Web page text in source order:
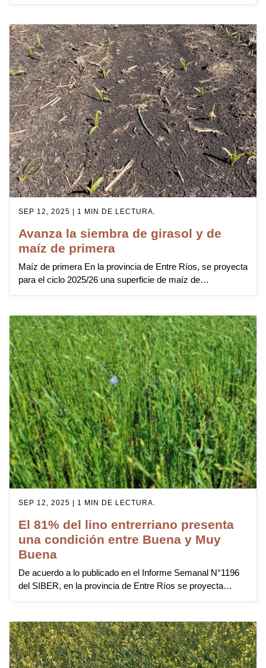
SEP 12, 2025 | 1 MIN DE LECTURA.
Avanza la siembra de girasol y de
maíz de primera
Maíz de primera En la provincia de Entre Ríos, se proyecta
para el ciclo 2025/26 una superficie de maíz de…
SEP 12, 2025 | 1 MIN DE LECTURA.
El 81% del lino entrerriano presenta
una condición entre Buena y Muy
Buena
De acuerdo a lo publicado en el Informe Semanal N°1196
del SIBER, en la provincia de Entre Ríos se proyecta…